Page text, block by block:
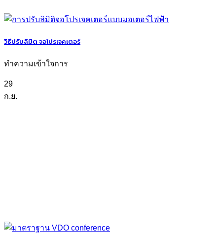
วิธีปรับลิมิต จอโปรเจคเตอร์
ทำความเข้าใจการ
29
ก.ย.